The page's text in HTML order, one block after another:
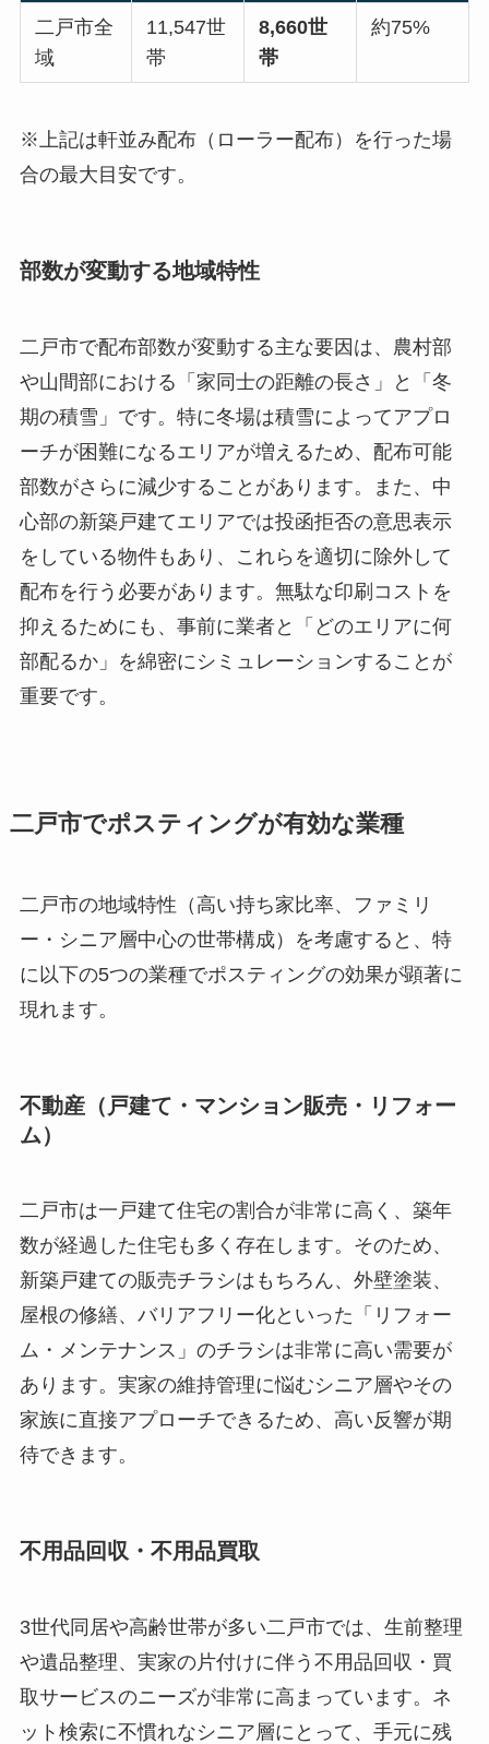
二戸市全
域
11,547世
帯
8,660世
帯
約75%
※上記は軒並み配布（ローラー配布）を行った場
合の最大目安です。
部数が変動する地域特性
二戸市で配布部数が変動する主な要因は、農村部
や山間部における「家同士の距離の長さ」と「冬
期の積雪」です。特に冬場は積雪によってアプロ
ーチが困難になるエリアが増えるため、配布可能
部数がさらに減少することがあります。また、中
心部の新築戸建てエリアでは投函拒否の意思表示
をしている物件もあり、これらを適切に除外して
配布を行う必要があります。無駄な印刷コストを
抑えるためにも、事前に業者と「どのエリアに何
部配るか」を綿密にシミュレーションすることが
重要です。
二戸市でポスティングが有効な業種
二戸市の地域特性（高い持ち家比率、ファミリ
ー・シニア層中心の世帯構成）を考慮すると、特
に以下の5つの業種でポスティングの効果が顕著に
現れます。
不動産（戸建て・マンション販売・リフォー
ム）
二戸市は一戸建て住宅の割合が非常に高く、築年
数が経過した住宅も多く存在します。そのため、
新築戸建ての販売チラシはもちろん、外壁塗装、
屋根の修繕、バリアフリー化といった「リフォー
ム・メンテナンス」のチラシは非常に高い需要が
あります。実家の維持管理に悩むシニア層やその
家族に直接アプローチできるため、高い反響が期
待できます。
不用品回収・不用品買取
3世代同居や高齢世帯が多い二戸市では、生前整理
や遺品整理、実家の片付けに伴う不用品回収・買
取サービスのニーズが非常に高まっています。ネ
ット検索に不慣れなシニア層にとって、手元に残